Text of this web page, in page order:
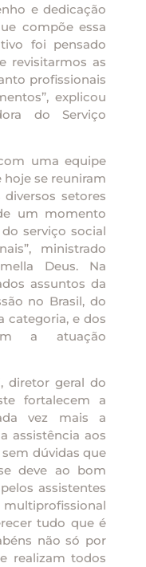
e dedicação
compõe essa
foi pensado
revisitarmos as
profissionais
explicou
do Serviço
uma equipe
hoje se reuniram
setores
um momento
serviço social
ministrado
Deus. Na
assuntos da
no Brasil, do
categoria, e dos
a atuação
diretor geral do
fortalecem a
vez mais a
assistência aos
sem dúvidas que
deve ao bom
assistentes
tudo que é
não só por
realizam todos